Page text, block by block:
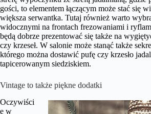
gości, to elementem łączącym może stać się
większa serwantka. Tutaj również warto
widocznymi na frontach frezowaniami i
będą dobrze prezentować się także na
czy krzeseł. W salonie może stanąć także
którego można dostawić pufę czy krzesło
tapicerowanym siedziskiem.
Vintage to także piękne dodatki
Oczywiści
e w